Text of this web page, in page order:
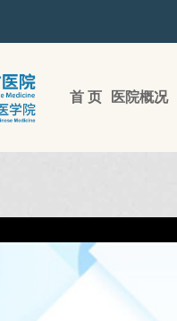
首 页 医院概况